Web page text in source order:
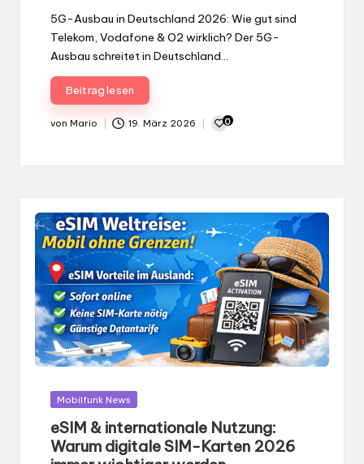
5G-Ausbau in Deutschland 2026: Wie gut sind
Telekom, Vodafone & O2 wirklich? Der 5G-
Ausbau schreitet in Deutschland…
Beitrag lesen
von Mario 19. März 2026 0
Gepostet
Mobilfunk News
eSIM & internationale Nutzung:
Warum digitale SIM-Karten 2026